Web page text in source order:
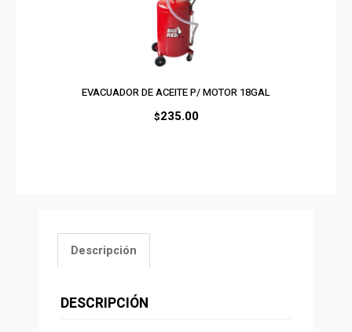
EVACUADOR DE ACEITE P/ MOTOR 18GAL
$235.00
Descripción
DESCRIPCIÓN